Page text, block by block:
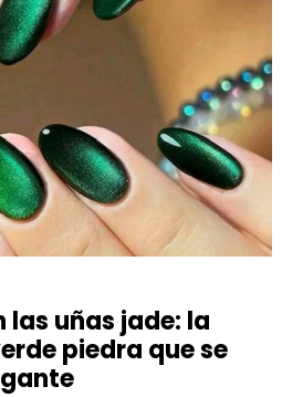
las uñas jade: la
piedra que se